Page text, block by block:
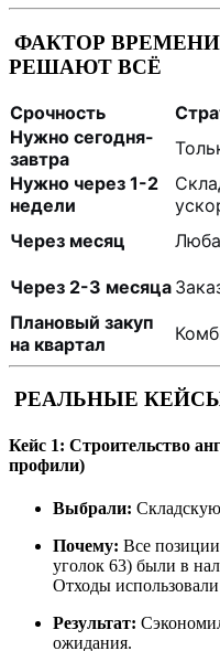
ФАКТОР
РЕШАЮТ ВСЁ
Срочность
Нужно сегодня-
завтра
Нужно через 1-2
недели
Через месяц
Через 2-3 месяца
Плановый закуп
на квартал
РЕАЛЬНЫЕ
Кейс 1: Строительство
профили)
Выбрали:
Почему: Все
уголок 63) были в
Отходы
Результат:
ожидания.